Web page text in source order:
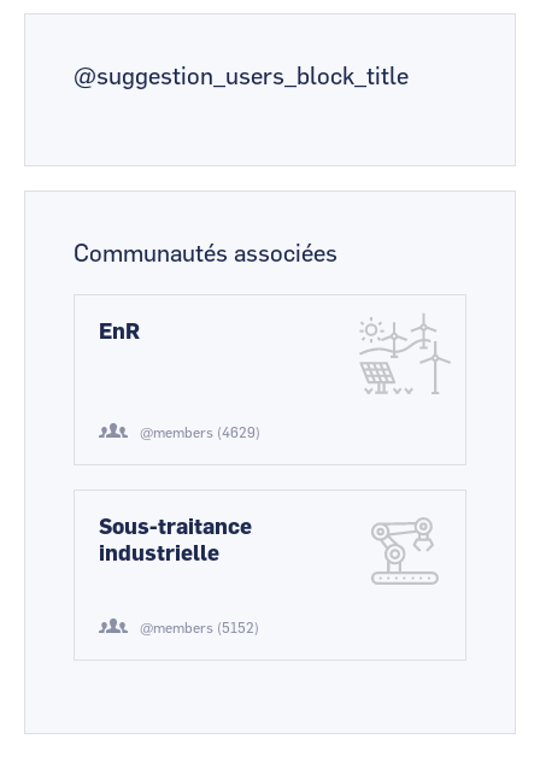
@suggestion_users_block_title
Communautés associées
EnR
@members (4629)
Sous-traitance
industrielle
@members (5152)